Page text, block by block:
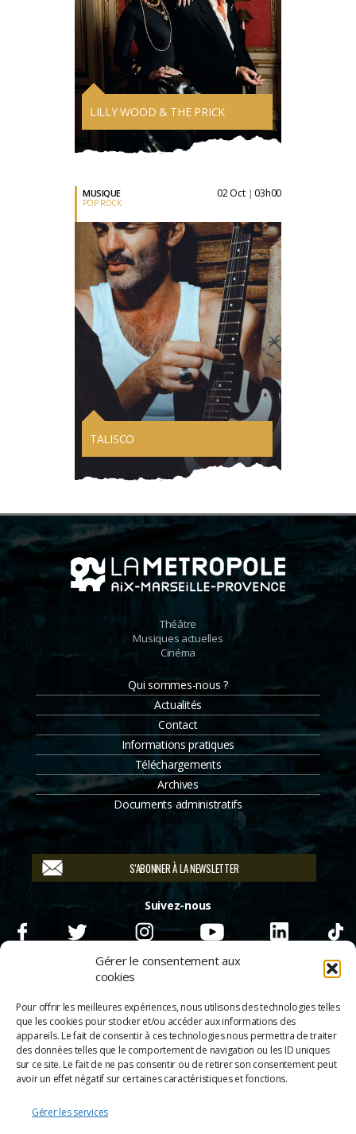
Gérer le consentement aux
cookies
Pour offrir les meilleures expériences, nous utilisons des technologies telles
que les cookies pour stocker et/ou accéder aux informations des
appareils. Le fait de consentir à ces technologies nous permettra de traiter
des données telles que le comportement de navigation ou les ID uniques
sur ce site. Le fait de ne pas consentir ou de retirer son consentement peut
avoir un effet négatif sur certaines caractéristiques et fonctions.
Gérer les services
LILLY WOOD & THE PRICK
MUSIQUE
POP ROCK
02 Oct 03h00
TALISCO
Théâtre
Musiques actuelles
Cinéma
Qui sommes-nous ?
Actualités
Contact
Informations pratiques
Téléchargements
Archives
Documents administratifs
S'ABONNER À LA NEWSLETTER
Suivez-nous